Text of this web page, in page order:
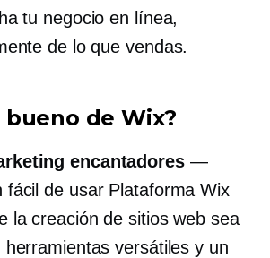
tu negocio en línea,
de lo que vendas.
bueno de Wix?
encantadores—
fácil de usarPlataforma Wix
la creación de sitios web sea
herramientas versátiles y un